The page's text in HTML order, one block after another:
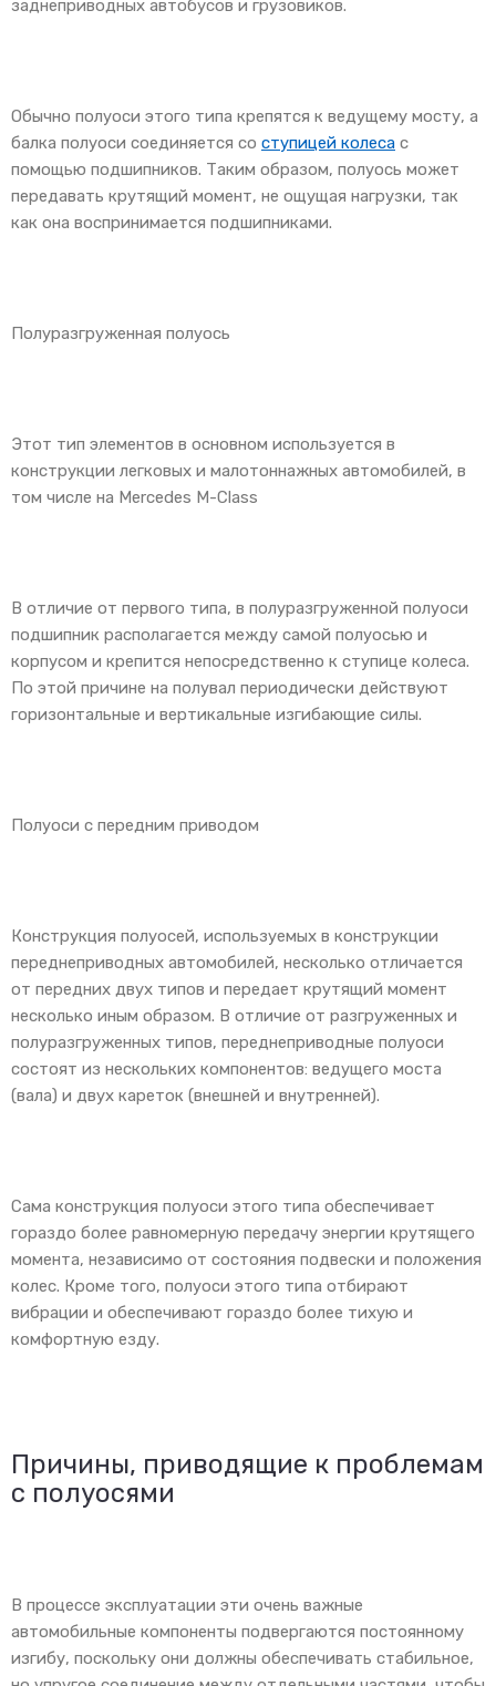
заднеприводных автобусов и грузовиков.
Обычно полуоси этого типа крепятся к ведущему мосту, а
балка полуоси соединяется со ступицей колеса с
помощью подшипников. Таким образом, полуось может
передавать крутящий момент, не ощущая нагрузки, так
как она воспринимается подшипниками.
Полуразгруженная полуось
Этот тип элементов в основном используется в
конструкции легковых и малотоннажных автомобилей, в
том числе на Mercedes M-Class
В отличие от первого типа, в полуразгруженной полуоси
подшипник располагается между самой полуосью и
корпусом и крепится непосредственно к ступице колеса.
По этой причине на полувал периодически действуют
горизонтальные и вертикальные изгибающие силы.
Полуоси с передним приводом
Конструкция полуосей, используемых в конструкции
переднеприводных автомобилей, несколько отличается
от передних двух типов и передает крутящий момент
несколько иным образом. В отличие от разгруженных и
полуразгруженных типов, переднеприводные полуоси
состоят из нескольких компонентов: ведущего моста
(вала) и двух кареток (внешней и внутренней).
Сама конструкция полуоси этого типа обеспечивает
гораздо более равномерную передачу энергии крутящего
момента, независимо от состояния подвески и положения
колес. Кроме того, полуоси этого типа отбирают
вибрации и обеспечивают гораздо более тихую и
комфортную езду.
Причины, приводящие к проблемам
с полуосями
В процессе эксплуатации эти очень важные
автомобильные компоненты подвергаются постоянному
изгибу, поскольку они должны обеспечивать стабильное,